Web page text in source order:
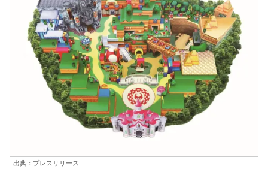
出典：プレスリリース